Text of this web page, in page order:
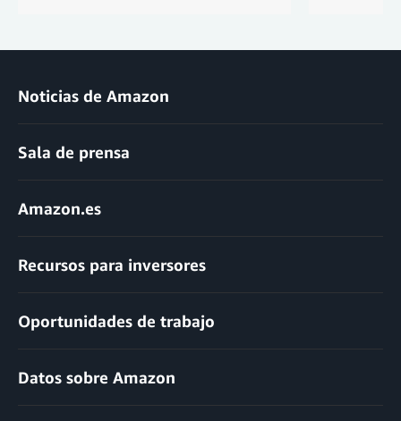
Noticias de Amazon
Sala de prensa
Amazon.es
Recursos para inversores
Oportunidades de trabajo
Datos sobre Amazon